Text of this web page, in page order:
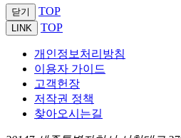
닫기 TOP
LINK TOP
개인정보처리방침
이용자 가이드
고객헌장
저작권 정책
찾아오시는길